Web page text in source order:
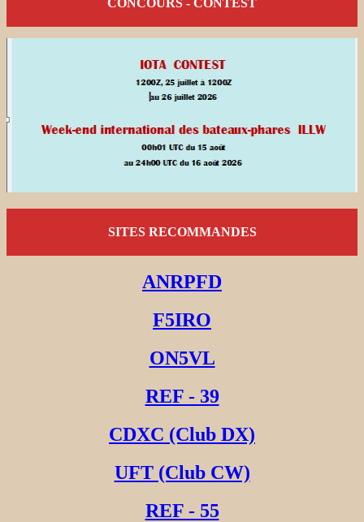
CONCOURS - CONTEST
SITES RECOMMANDES
ANRPFD
F5IRO
ON5VL
REF - 39
CDXC (Club DX)
UFT (Club CW)
REF - 55